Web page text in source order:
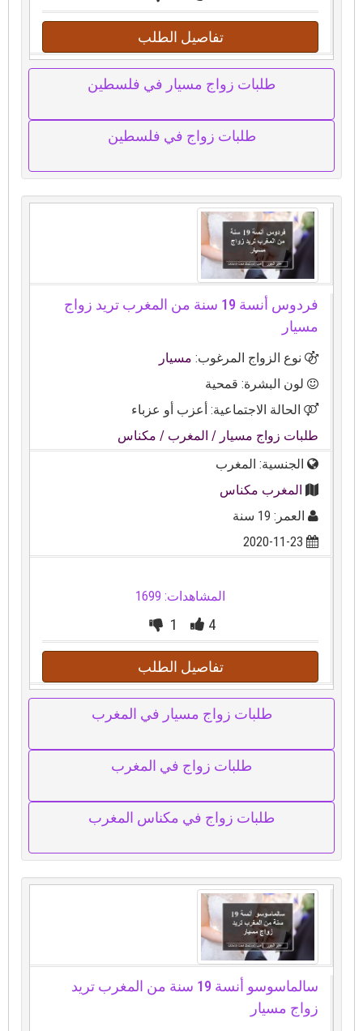
تفاصيل الطلب
طلبات زواج مسيار في فلسطين
طلبات زواج في فلسطين
فردوس أنسة 19 سنة من المغرب تريد زواج
مسيار
نوع الزواج المرغوب:مسيار
لون البشرة: قمحية
الحالة الاجتماعية: أعزب أو عزباء
طلبات زواج مسيار / المغرب/ مكناس
الجنسية: المغرب
المغرب مكناس
العمر: 19 سنة
2020-11-23
المشاهدات: 1699
4
1
تفاصيل الطلب
طلبات زواج مسيار في المغرب
طلبات زواج في المغرب
طلبات زواج في مكناس المغرب
سالماسوسو أنسة 19 سنة من المغرب تريد
زواج مسيار